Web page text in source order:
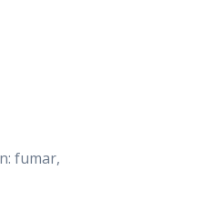
fumar,